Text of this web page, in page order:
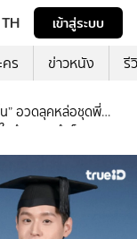
TH
เข้าสู่ระบบ
คร ข่าวหนัง รี
” อวดลุคหล่อชุดพี่
งความสำเร็จ